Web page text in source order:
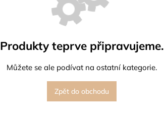
Produkty teprve připravujeme.
Můžete se ale podívat na ostatní kategorie.
Zpět do obchodu